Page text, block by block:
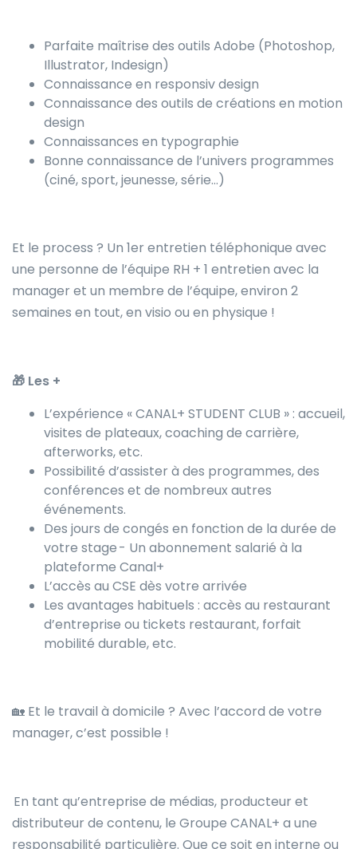
Parfaite maîtrise des outils Adobe (Photoshop,
Illustrator, Indesign)
Connaissance en responsiv design
Connaissance des outils de créations en motion
design
Connaissances en typographie
Bonne connaissance de l’univers programmes
(ciné, sport, jeunesse, série…)
Et le process ? Un 1er entretien téléphonique avec
une personne de l’équipe RH + 1 entretien avec la
manager et un membre de l’équipe, environ 2
semaines en tout, en visio ou en physique !
🎁 Les +
L’expérience « CANAL+ STUDENT CLUB » : accueil,
visites de plateaux, coaching de carrière,
afterworks, etc.
Possibilité d’assister à des programmes, des
conférences et de nombreux autres
événements.
Des jours de congés en fonction de la durée de
votre stage - Un abonnement salarié à la
plateforme Canal+
L’accès au CSE dès votre arrivée
Les avantages habituels : accès au restaurant
d’entreprise ou tickets restaurant, forfait
mobilité durable, etc.
🏡 Et le travail à domicile ? Avec l’accord de votre
manager, c’est possible !
En tant qu’entreprise de médias, producteur et
distributeur de contenu, le Groupe CANAL+ a une
responsabilité particulière. Que ce soit en interne ou